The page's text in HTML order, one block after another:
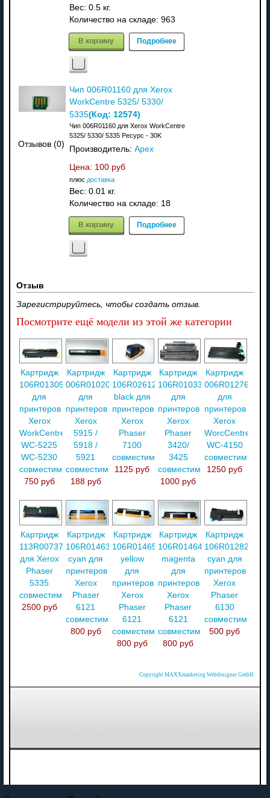
Вес: 0.5 кг.
Количество на складе: 963
В корзину Подробнее
Отзывов (0)
Чип 006R01160 для Xerox
WorkCentre 5325/ 5330/
5335(Код: 12574)
Чип 006R01160 для Xerox WorkCentre
5325/ 5330/ 5335 Ресурс - 30K
Производитель: Apex
Цена: 100 руб
плюс доставка
Вес: 0.01 кг.
Количество на складе: 18
В корзину Подробнее
Отзыв
Зарегистрируйтесь, чтобы создать отзыв.
Посмотрите ещё модели из этой же категории
Картридж
106R01305
для
принтеров
Xerox
WorkCentre
WC-5225
WC-5230
совместимый
750 руб
Картридж
006R01020
для
принтеров
Xerox
5915 /
5918 /
5921
совместимый
188 руб
Картридж
106R02612
black для
принтеров
Xerox
Phaser
7100
совместимый
1125 руб
Картридж
106R01033
для
принтеров
Xerox
Phaser
3420/
3425
совместимый
1000 руб
Картридж
006R01276
для
принтеров
Xerox
WorcCentre
WC-4150
совместимый
1250 руб
Картридж
113R00737
для Xerox
Phaser
5335
совместимый
2500 руб
Картридж
106R01463
cyan для
принтеров
Xerox
Phaser
6121
совместимый
800 руб
Картридж
106R01465
yellow
для
принтеров
Xerox
Phaser
6121
совместимый
800 руб
Картридж
106R01464
magenta
для
принтеров
Xerox
Phaser
6121
совместимый
800 руб
Картридж
106R01282
cyan для
принтеров
Xerox
Phaser
6130
совместимый
500 руб
Copyright MAXXmarketing Webdesigner GmbH